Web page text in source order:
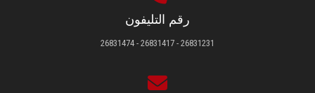
رقم التليفون
26831231 - 26831417 - 26831474